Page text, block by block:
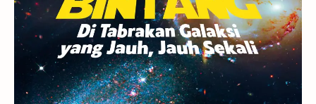
Astrofotografi
Stasiun Luar Angkasa Internasional
Gugus Bintang Menarik Dibaca